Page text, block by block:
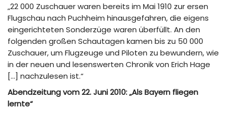
„22 000 Zuschauer waren bereits im Mai 1910 zur ersen
Flugschau nach Puchheim hinausgefahren, die eigens
eingerichteten Sonderzüge waren überfüllt. An den
folgenden großen Schautagen kamen bis zu 50 000
Zuschauer, um Flugzeuge und Piloten zu bewundern, wie
in der neuen und lesenswerten Chronik von Erich Hage
[…] nachzulesen ist.“
Abendzeitung vom 22. Juni 2010: „Als Bayern fliegen
lernte“